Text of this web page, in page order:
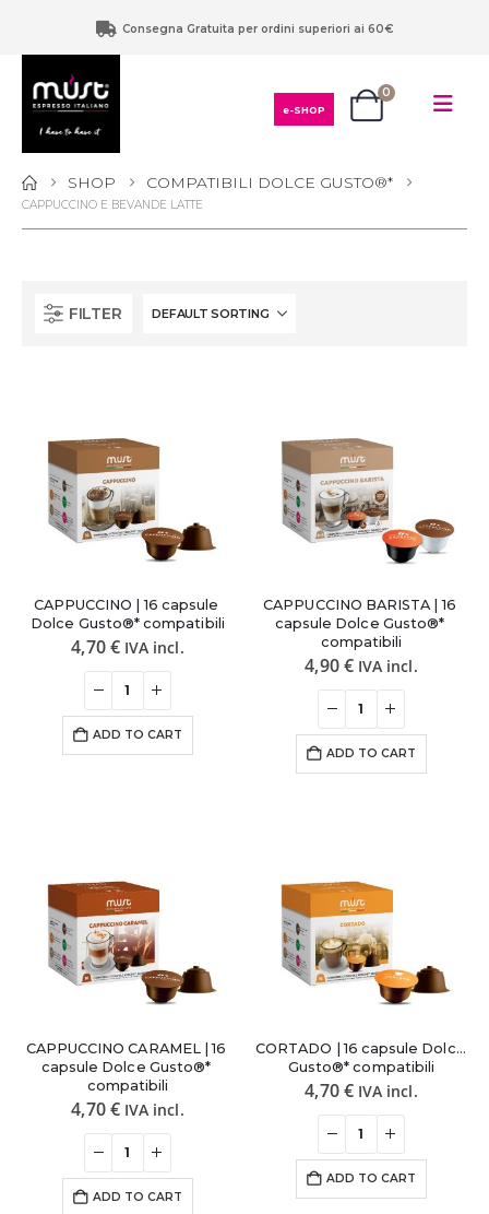
Consegna Gratuita per ordini superiori ai 60€
e-SHOP
0
SHOP COMPATIBILI DOLCE GUSTO®*
CAPPUCCINO E BEVANDE LATTE
FILTER
CAPPUCCINO | 16 capsule
Dolce Gusto®* compatibili
4,70€ IVA incl.
ADD TO CART
CAPPUCCINO BARISTA | 16
capsule Dolce Gusto®*
compatibili
4,90€ IVA incl.
ADD TO CART
CAPPUCCINO CARAMEL | 16
capsule Dolce Gusto®*
compatibili
4,70€ IVA incl.
ADD TO CART
CORTADO | 16 capsule Dolce
Gusto®* compatibili
4,70€ IVA incl.
ADD TO CART